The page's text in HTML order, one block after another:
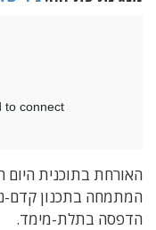
האורחת בתוכנית היום
המתמחה בתכנון קדם-
הדפסה בתלת-מימד.